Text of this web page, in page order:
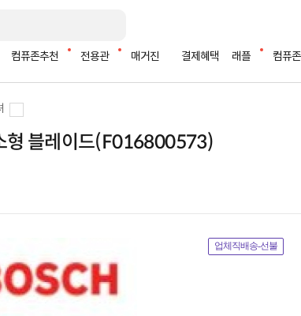
컴퓨존추천 전용관 매거진 결제혜택 래플 컴퓨
형 블레이드(F016800573)
업체직배송-선불